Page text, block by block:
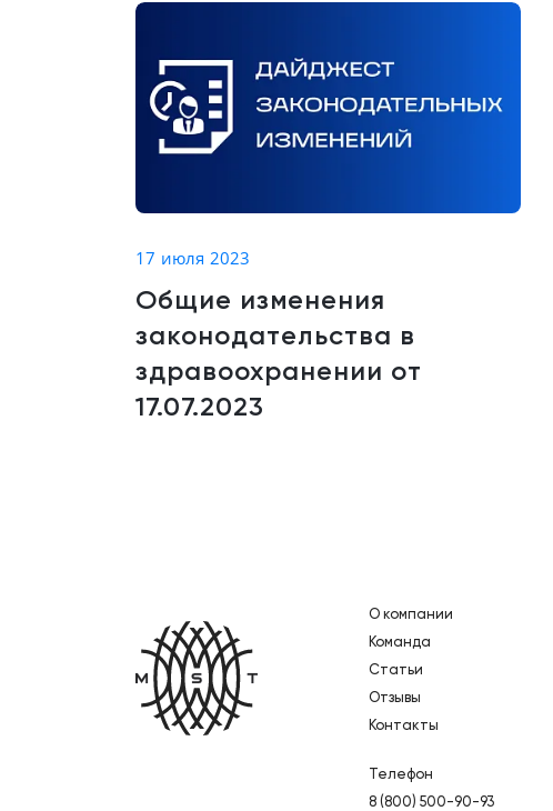
17 июля 2023
Общие изменения
законодательства в
здравоохранении от
17.07.2023
О компании
Команда
Статьи
Отзывы
Контакты
Телефон
8 (800) 500-90-93